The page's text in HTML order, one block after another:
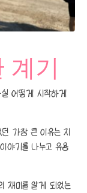
기
어떻게 시작하게
가장 큰 이유는 지
야기를 나누고 유용
재미를 알게 되었는